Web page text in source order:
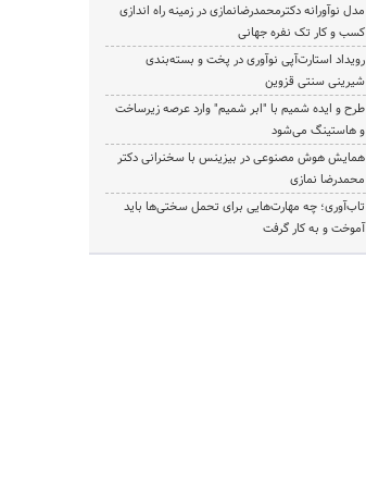
مدل نوآورانه دکترمحمدرضانمازی در زمینه راه اندازی
کسب و کار تک نفره جهانی
رویداد استارت‌آپی نوآوری در پخت و بسته‌بندی
شیرینی سنتی قزوین
طرح و ایده شمیم با "ابر شمیم" وارد عرصه زیرساخت
و هاستینگ می‌شود
همایش هوش مصنوعی در بیزینس با سخنرانی دکتر
محمدرضا نمازی
تاب‌آوری؛ چه مهارت‌هایی برای تحمل سختی‌ها باید
آموخت و به کار گرفت